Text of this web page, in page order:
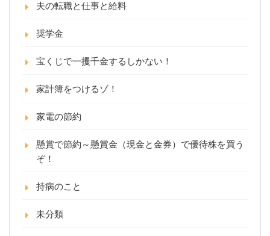
夫の転職と仕事と給料
奨学金
宝くじで一攫千金するしかない！
家計簿をつけるゾ！
家電の節約
懸賞で節約～懸賞金（現金と金券）で優待株を買う
ぞ！
持病のこと
未分類